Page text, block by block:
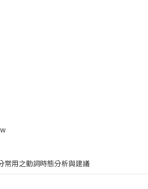
常用之動詞時態分析與建議